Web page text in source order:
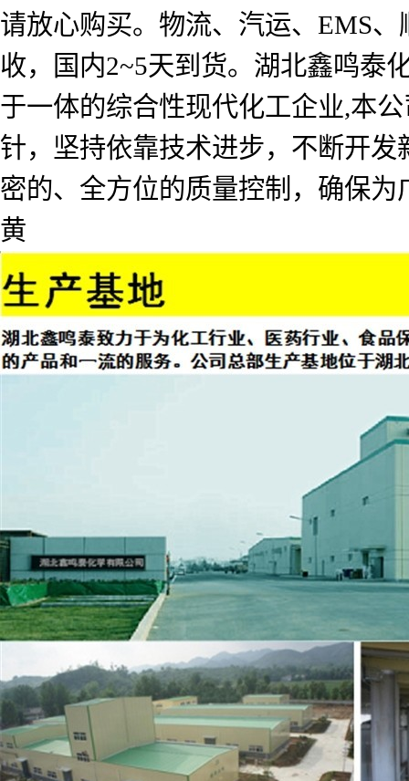
请放心购买。物流、汽运、EMS
收，国内2~5天到货。湖北鑫鸣泰
于一体的综合性现代化工企业,本
针，坚持依靠技术进步，不断开
密的、全方位的质量控制，确保
黄